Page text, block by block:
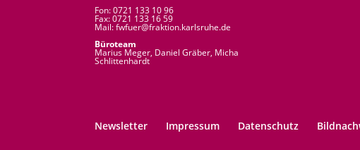
Fon: 0721 133 10 96
Fax: 0721 133 16 59
Mail: fwfuer@fraktion.karlsruhe.de
Büroteam
Marius Meger, Daniel Gräber, Micha
Schlittenhardt
Newsletter Impressum Datenschutz